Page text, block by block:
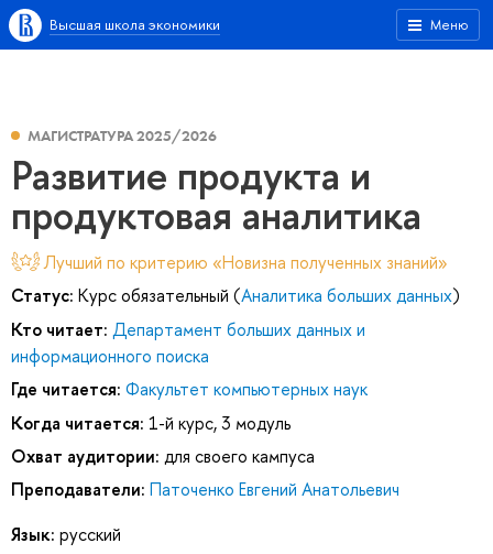
Меню
Высшая школа экономики
МАГИСТРАТУРА 2025/2026
Развитие продукта и
продуктовая аналитика
Лучший по критерию «Новизна полученных знаний»
Статус: Курс обязательный (Аналитика больших данных)
Кто читает: Департамент больших данных и
информационного поиска
Где читается: Факультет компьютерных наук
Когда читается: 1-й курс, 3 модуль
Охват аудитории: для своего кампуса
Преподаватели: Паточенко Евгений Анатольевич
Язык: русский